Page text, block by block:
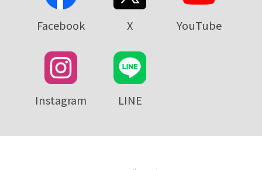
Facebook X YouTube
Instagram LINE